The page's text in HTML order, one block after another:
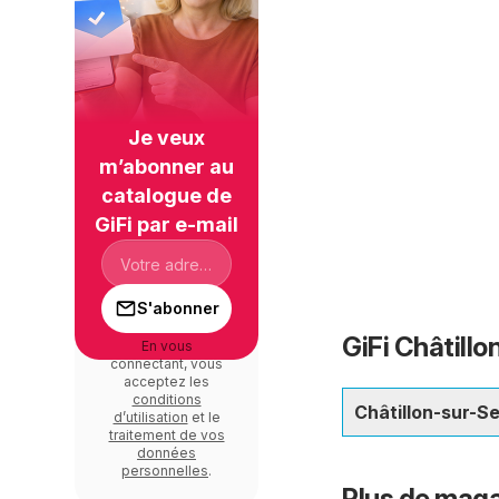
GiFi
Châtillon-sur-
Je veux
m’abonner au
catalogue de
GiFi par e-mail
S'abonner
En vous
connectant, vous
acceptez les
conditions
d’utilisation et le
traitement de vos
données
personnelles.